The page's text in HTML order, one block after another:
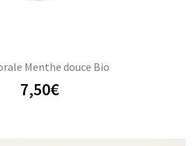
Menthe douce Bio
7,50€